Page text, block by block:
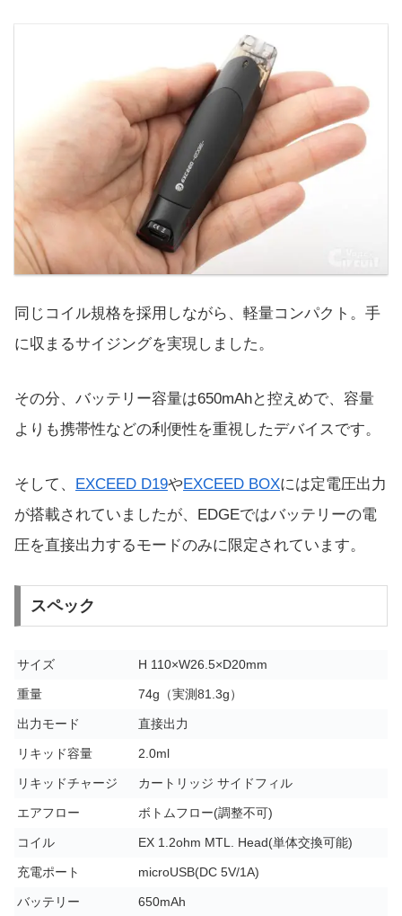
同じコイル規格を採用しながら、軽量コンパクト。手
に収まるサイジングを実現しました。
その分、バッテリー容量は650mAhと控えめで、容量
よりも携帯性などの利便性を重視したデバイスです。
そして、 EXCEED D19や EXCEED BOXには定電圧出力
が搭載されていましたが、EDGEではバッテリーの電
圧を直接出力するモードのみに限定されています。
スペック
サイズ H 110×W26.5×D20mm
重量 74g（実測81.3g）
出力モード 直接出力
リキッド容量 2.0ml
リキッドチャージ カートリッジ サイドフィル
エアフロー ボトムフロー(調整不可)
コイル EX 1.2ohm MTL. Head(単体交換可能)
充電ポート microUSB(DC 5V/1A)
バッテリー 650mAh